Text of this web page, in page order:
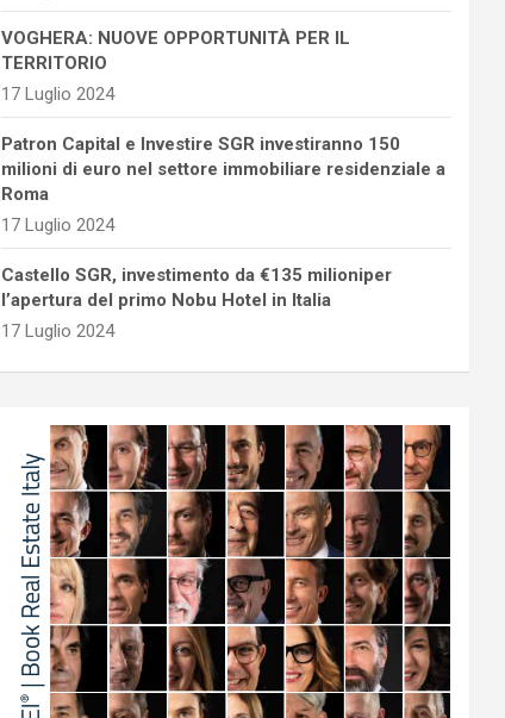
VOGHERA: NUOVE OPPORTUNITÀ PER IL
TERRITORIO
17 Luglio 2024
Patron Capital e Investire SGR investiranno 150
milioni di euro nel settore immobiliare residenziale a
Roma
17 Luglio 2024
Castello SGR, investimento da €135 milioniper
l’apertura del primo Nobu Hotel in Italia
17 Luglio 2024